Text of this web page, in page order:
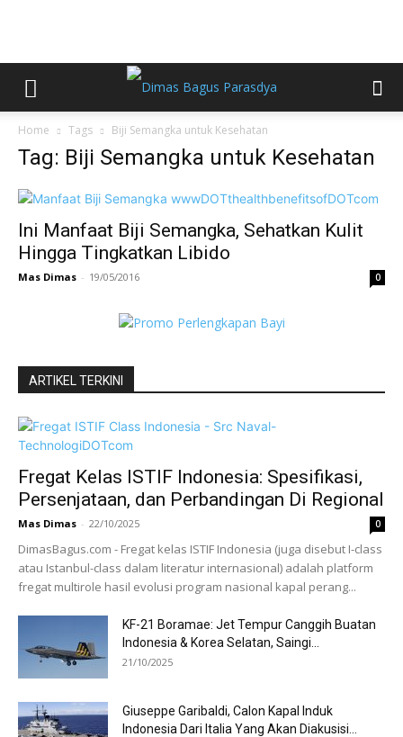
Home Tags Biji Semangka untuk Kesehatan
Tag: Biji Semangka untuk Kesehatan
Ini Manfaat Biji Semangka, Sehatkan Kulit
Hingga Tingkatkan Libido
Mas Dimas - 19/05/2016 0
ARTIKEL TERKINI
Fregat Kelas ISTIF Indonesia: Spesifikasi,
Persenjataan, dan Perbandingan Di Regional
Mas Dimas - 22/10/2025 0
DimasBagus.com - Fregat kelas ISTIF Indonesia (juga disebut I-class
atau Istanbul-class dalam literatur internasional) adalah platform
fregat multirole hasil evolusi program nasional kapal perang...
KF-21 Boramae: Jet Tempur Canggih Buatan
Indonesia & Korea Selatan, Saingi...
21/10/2025
Giuseppe Garibaldi, Calon Kapal Induk
Indonesia Dari Italia Yang Akan Diakusisi...